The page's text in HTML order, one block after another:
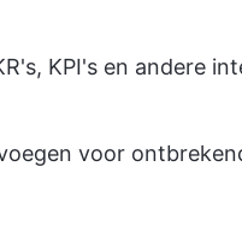
KPI's en andere
voor